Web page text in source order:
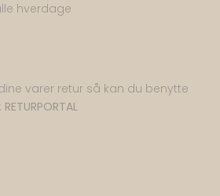
hverdage
varer retur så kan du benytte
RETURPORTAL